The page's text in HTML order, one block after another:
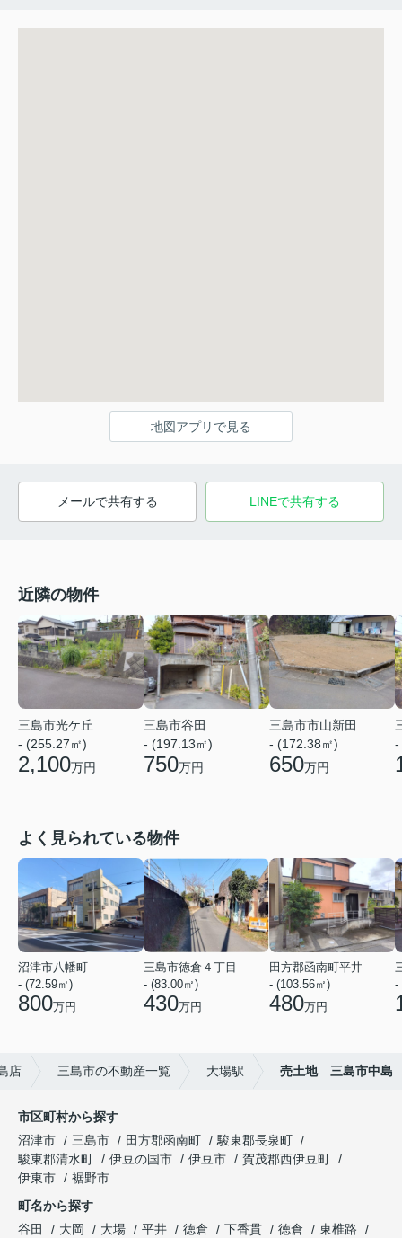
地図アプリで見る
メールで共有する LINEで共有する
近隣の物件
三島市光ケ丘
- (255.27㎡)
2,100万円
三島市谷田
- (197.13㎡)
750万円
三島市市山新田
- (172.38㎡)
650万円
-
よく見られている物件
沼津市八幡町
- (72.59㎡)
800万円
三島市徳倉４丁目
- (83.00㎡)
430万円
田方郡函南町平井
- (103.56㎡)
480万円
-
店 三島市の不動産一覧 大場駅 売土地 三島市中島
市区町村から探す
沼津市
三島市 田方郡函南町
駿東郡長泉町
駿東郡清水町
伊豆の国市 伊豆市
賀茂郡西伊豆町
伊東市
裾野市
町名から探す
谷田
大岡 大場 平井 徳倉 下香貫 徳倉
東椎路